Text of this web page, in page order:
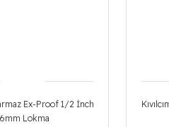
Ex-Proof 1/2 İnch
Lokma